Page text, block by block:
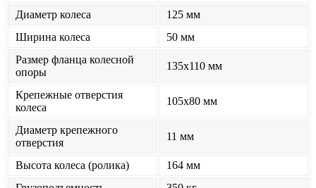
Диаметр колеса
125 мм
Ширина колеса
50 мм
Размер фланца колесной
опоры
135x110 мм
Крепежные отверстия
колеса
105x80 мм
Диаметр крепежного
отверстия
11 мм
Высота колеса (ролика)
164 мм